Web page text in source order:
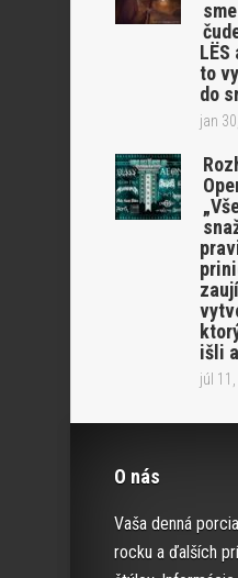
to
do
jan
išli
júl
O nás
Vaša denná
rocku a ďalších